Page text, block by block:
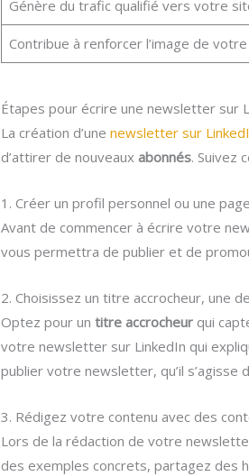
Génère du trafic qualifié vers votre
Contribue à renforcer l’image de
Étapes pour écrire une newsletter sur
La création d’unenewsletter sur
d’attirer de nouveaux abonnés. Suivez
1. Créer un profil personnel ou une
Avant de commencer à écrire votre
vous permettra de publier et de
2. Choisissez un titre accrocheur, une
Optez pour untitre accrocheur qui
votre newsletter sur LinkedIn qui
publier votre newsletter, qu’il s’agisse
3. Rédigez votre contenu avec des
Lors de la rédaction de votre
des exemples concrets, partagez des